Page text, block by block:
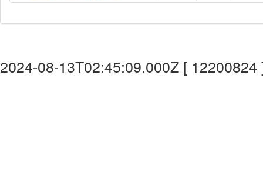
2024-08-13T02:45:09.000Z [ 12200824